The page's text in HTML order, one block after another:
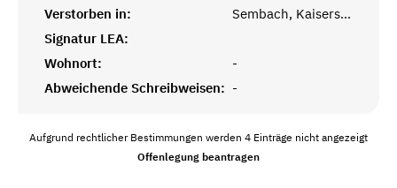
Verstorben in:
Sembach, Kaiserslautern, Rheinprovinz
Signatur LEA:
Wohnort:
-
Abweichende Schreibweisen: -
Aufgrund rechtlicher Bestimmungen werden 4 Einträge nicht angezeigt
Offenlegung beantragen